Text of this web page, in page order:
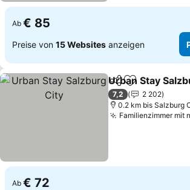
Ab € 85
Preise von 15 Websites anzeigen
TeilenZu Favoriten
Urban Stay
7,2
2 202
0.2 km bis Salzburg
Familienzimmer mit
Ab € 72